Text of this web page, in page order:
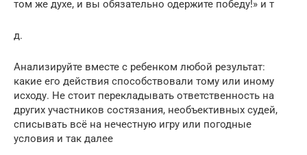
том же духе, и вы обязательно одержите победу!» и т
д.
Анализируйте вместе с ребенком любой результат:
какие его действия способствовали тому или иному
исходу. Не стоит перекладывать ответственность на
других участников состязания, необъективных судей,
списывать всё на нечестную игру или погодные
условия и так далее